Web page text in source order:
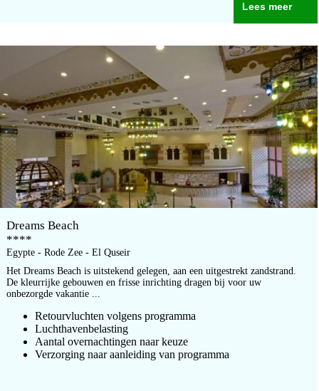
Lees meer
Dreams Beach
****
Egypte - Rode Zee - El Quseir
Het Dreams Beach is uitstekend gelegen, aan een uitgestrekt zandstrand.
De kleurrijke gebouwen en frisse inrichting dragen bij voor uw
onbezorgde vakantie ...
Retourvluchten volgens programma
Luchthavenbelasting
Aantal overnachtingen naar keuze
Verzorging naar aanleiding van programma